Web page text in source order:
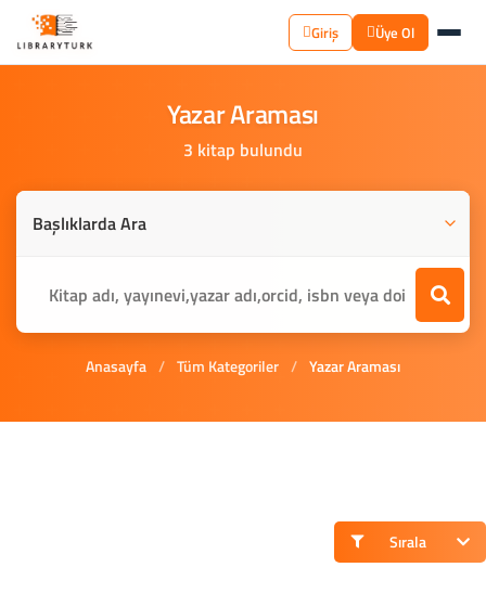
Giriş Üye Ol
YazarAraması
3 kitap bulundu
Anasayfa / Tüm Kategoriler / Yazar Araması
Sırala